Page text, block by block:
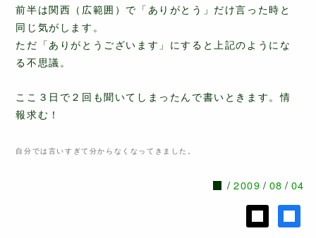
前半は関西（広範囲）で「ありがとう」だけ言った時と
同じ気がします。
ただ「ありがとうございます」にすると上記のようにな
る不思議。
ここ３日で２回も聞いてしまったんで書いときます。情
報求む！
自分では言いすぎて分からなくなってきました。
2009 08 04